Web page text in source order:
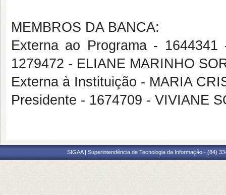
MEMBROS DA BANCA:
Externa ao Programa -
1279472 - ELIANE MARINHO
Externa à Instituição - MARIA
Presidente - 1674709 - VIVIANE
SIGAA | Superintendência de Tecnologia da Informação - (84)